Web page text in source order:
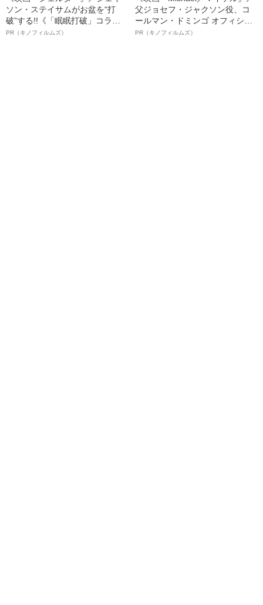
ソン・ステイサムがお盆を“打
破”する!!《「眠眠打破」コラ
ボ》
PR（キノフィルムズ）
父ジョセフ・ジャクソン役、コ
ールマン・ドミンゴ オフィシャ
ルインタビュー“観客を魅了した
PR（キノフィルムズ）